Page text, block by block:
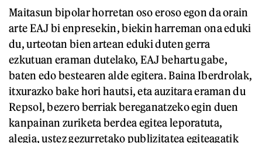
Maitasun bipolar horretan oso eroso egon da orain
arte EAJ bi enpresekin, biekin harreman ona eduki
du, urteotan bien artean eduki duten gerra
ezkutuan eraman dutelako, EAJ behartu gabe,
baten edo bestearen alde egitera. Baina Iberdrolak,
itxurazko bake hori hautsi, eta auzitara eraman du
Repsol, bezero berriak bereganatzeko egin duen
kanpainan zuriketa berdea egitea leporatuta,
alegia, ustez gezurretako publizitatea egiteagatik